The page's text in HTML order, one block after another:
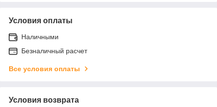
Условия оплаты
Наличными
Безналичный расчет
Все условия оплаты
Условия возврата